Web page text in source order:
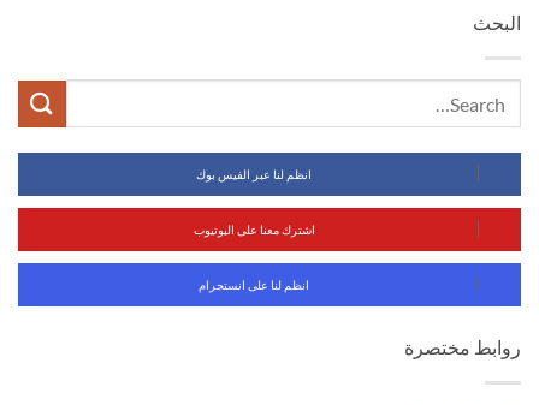
البحث
انظم لنا عبر الفيس بوك
اشترك معنا على اليوتيوب
انظم لنا على انستجرام
روابط مختصرة